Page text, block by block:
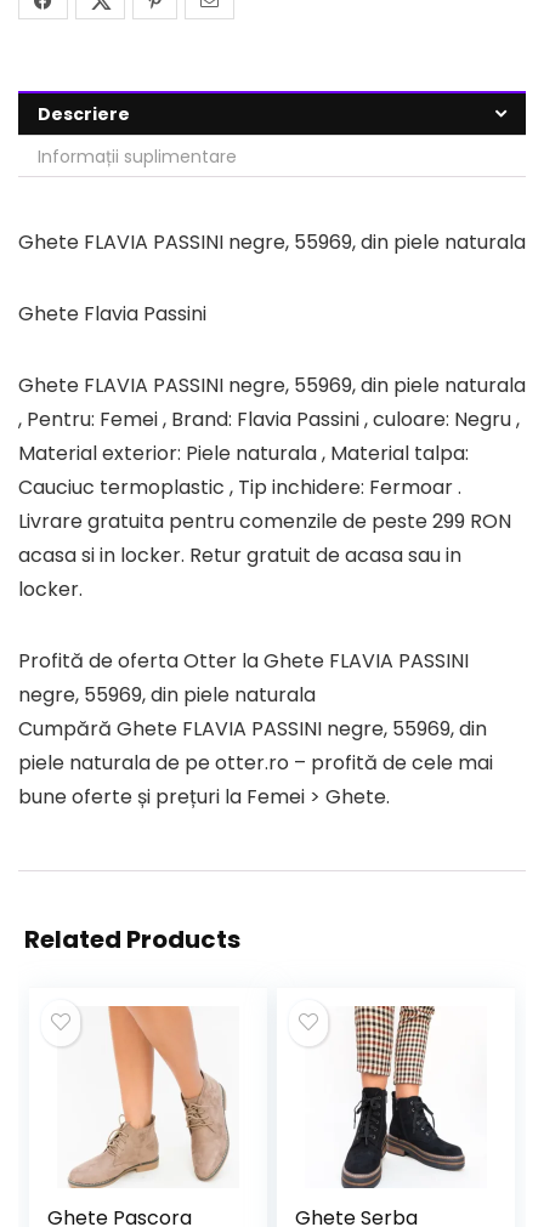
Descriere
Informații suplimentare
Ghete FLAVIA PASSINI negre, 55969, din piele naturala
Ghete Flavia Passini
Ghete FLAVIA PASSINI negre, 55969, din piele naturala
, Pentru: Femei , Brand: Flavia Passini , culoare: Negru ,
Material exterior: Piele naturala , Material talpa:
Cauciuc termoplastic , Tip inchidere: Fermoar .
Livrare gratuita pentru comenzile de peste 299 RON
acasa si in locker. Retur gratuit de acasa sau in
locker.
Profită de oferta Otter la Ghete FLAVIA PASSINI
negre, 55969, din piele naturala
Cumpără Ghete FLAVIA PASSINI negre, 55969, din
piele naturala de pe otter.ro – profită de cele mai
bune oferte și prețuri la Femei > Ghete.
Related Products
Ghete Pascora
Ghete Serba